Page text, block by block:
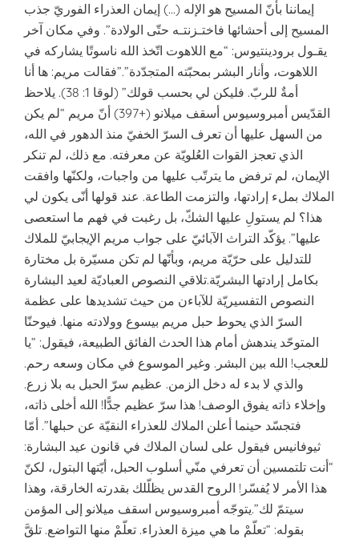
إيماننا بأنّ المسيح هو الإله (…) إيمان العذراء الفوريّ جذب
المسيح إلى أحشائها فاختـزنتـه حتّى الولادة”. وفي مكان آخر
يقـول برودينتيوس: “مع اللاهوت اتّخذ الله ناسوتًا يشاركه في
اللاهوت، وأنار البشر بمحبّته المتجدّدة”.”فقالت مريم: ها أنا
أمةٌ للربّ. فليكن لي بحسب قولك” (لوقا 1: 38). يلاحظ
القدّيس أمبروسيوس أسقف ميلانو (+397) أنّ مريم “لم يكن
من السهل عليها أن تعرف السرّ الخفيّ منذ الدهور في الله،
الذي تعجز القوات العُلويّة عن معرفته. مع ذلك، لم تنكر
الإيمان، لم ترفض ما يترتّب عليها من واجبات، ولكنّها وافقت
الملاك بملء إرادتها، والتزمت الطاعة. عند قولها أنّى يكون لي
هذا؟ لم يستولِ عليها الشكّ، بل رغبت في فهم ما استعصى
عليها”. يؤكّد التراث الآبائيّ على جواب مريم الإيجابيّ للملاك
للتدليل على حرّيّة مريم، وبأنّها لم تكن مسيّرة بل مختارة
بكامل إرادتها البشريّة.تلاقي النصوص العباديّة لعيد البشارة
النصوص التفسيريّة للآباءن من حيث تشديدها على عظمة
السرّ الذي يحوط حبل مريم بيسوع وولادته منها. فيوحنّا
المتوحّد يندهش أمام هذا الحدث الفائق الطبيعة، فيقول: “يا
للعجب! الله بين البشر. وغير الموسوع في مكان وسعه رحم.
والذي لا بدء له دخل الزمن. عظيم سرّ الحبل به بلا زرع.
وإخلاء ذاته يفوق الوصف! هذا سرّ عظيم جدًّا! الله أخلى ذاته،
فتجسّد حينما أعلن الملاك للعذراء النقيّة عن حبلها”. أمّا
ثيوفانيس فيقول على لسان الملاك في قانون عيد البشارة:
“أنت تلتمسين أن تعرفي منّي أسلوب الحبل، أيّتها البتول، لكنّ
هذا الأمر لا يُفسّر! الروح القدس يظلّلك بقدرته الخارقة، وهذا
سيتمّ لك”.يتوجّه أمبروسيوس اسقف ميلانو إلى المؤمن
بقوله: “تعلّمْ ما هي ميزة العذراء. تعلّمْ منها التواضع. تلقَّ